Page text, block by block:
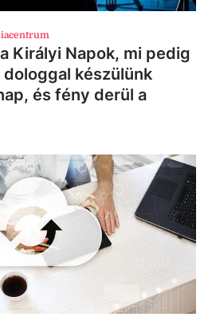
Királyi Napok, mi pedig
készülünk
és fény derül a